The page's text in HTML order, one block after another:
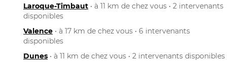
Laroque-Timbaut • à 11 km de chez vous • 2 intervenants
disponibles
Valence • à 17 km de chez vous • 6 intervenants
disponibles
Dunes • à 11 km de chez vous • 2 intervenants disponibles